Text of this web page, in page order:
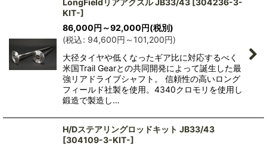
LongFieldリアアクスル JB33/43 304236-3-
KIT-]
86,000円 ～92,000円(税別)
(税込: 94,600円 ～101,200円)
大径タイヤや低くなったギア比に対応するべく
米国Trail Gearとの共同開発によって誕生した最
強リアドライブシャフト。 信頼性の高いロング
フィールド社製を使用。4340クロモリを使用し
鍛造で製造し…
H/Dステアリングロッドキット JB33/43
[304109-3-KIT-]